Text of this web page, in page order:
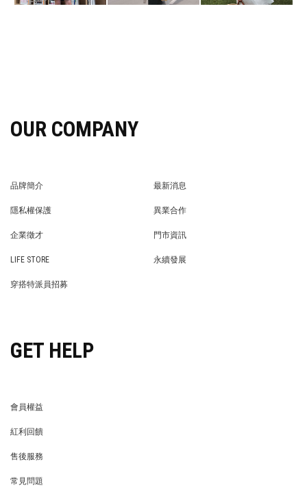
OUR COMPANY
品牌簡介
最新消息
隱私權保護
異業合作
企業徵才
門市資訊
LIFE STORE
永續發展
穿搭特派員招募
GET HELP
會員權益
紅利回饋
售後服務
常見問題